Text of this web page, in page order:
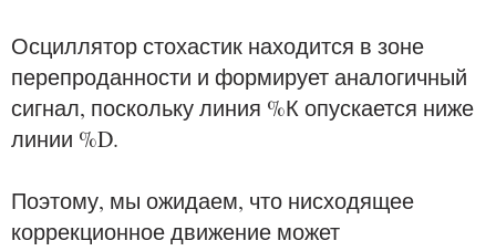
Осциллятор стохастик находится в зоне
перепроданности и формирует аналогичный
сигнал, поскольку линия %К опускается ниже
линии %D.
Поэтому, мы ожидаем, что нисходящее
коррекционное движение может